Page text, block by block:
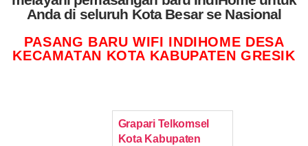
Anda di seluruh Kota Besar se Nasional
PASANG BARU WIFI INDIHOME DESA
KECAMATAN KOTA KABUPATEN GRESIK
Grapari Telkomsel
Kota Kabupaten